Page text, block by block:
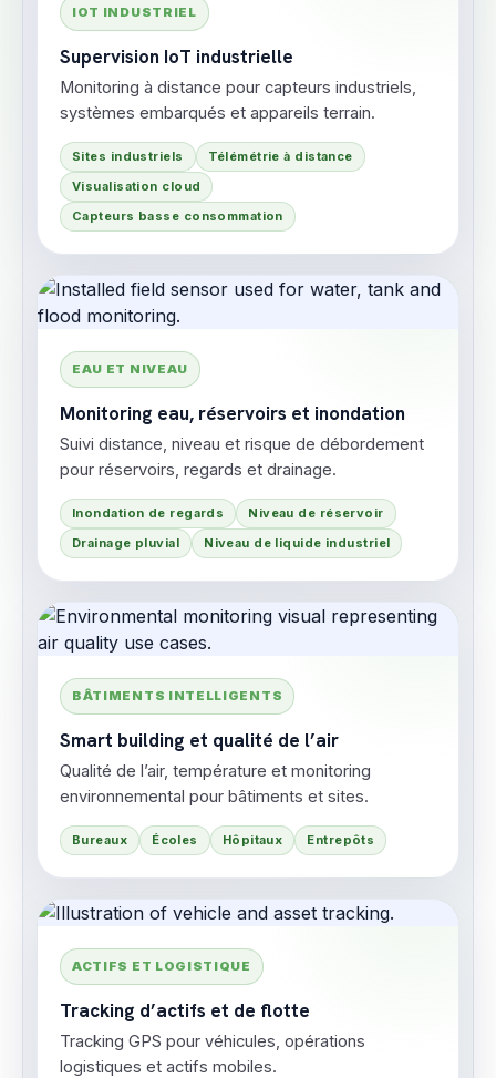
IOT INDUSTRIEL
Supervision IoT industrielle
Monitoring à distance pour capteurs industriels,
systèmes embarqués et appareils terrain.
Sites industriels
Télémétrie à distance
Visualisation cloud
Capteurs basse consommation
EAU ET NIVEAU
Monitoring eau, réservoirs et inondation
Suivi distance, niveau et risque de débordement
pour réservoirs, regards et drainage.
Inondation de regards
Niveau de réservoir
Drainage pluvial
Niveau de liquide industriel
BÂTIMENTS INTELLIGENTS
Smart building et qualité de l’air
Qualité de l’air, température et monitoring
environnemental pour bâtiments et sites.
Bureaux Écoles Hôpitaux Entrepôts
ACTIFS ET LOGISTIQUE
Tracking d’actifs et de flotte
Tracking GPS pour véhicules, opérations
logistiques et actifs mobiles.